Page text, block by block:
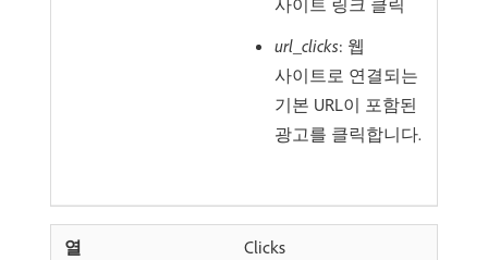
사이트 링크 클릭
url_clicks: 웹
사이트로 연결되는
기본 URL이 포함된
광고를 클릭합니다.
Clicks